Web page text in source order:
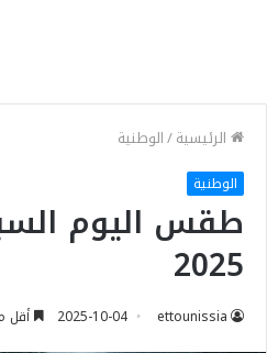
الرئيسية/الوطنية
الوطنية
2025
ettounissia
2025-10-04 أقل